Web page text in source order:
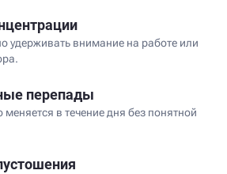
удерживать внимание на работе или
перепады
меняется в течение дня без понятной